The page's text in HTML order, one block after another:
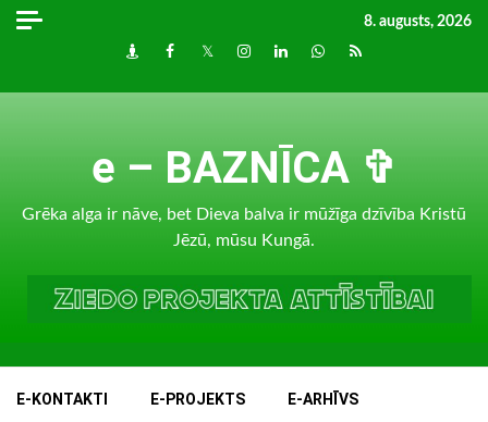
Skip
8. augusts, 2026
DraugiemFacebook
TwitterInstagram
LinkedInwhatsapp
RSS
e – BAZNĪCA ✞
Grēka alga ir nāve, bet Dieva balva ir mūžīga dzīvība Kristū
Jēzū, mūsu Kungā.
E-KONTAKTI E-PROJEKTS E-ARHĪVS